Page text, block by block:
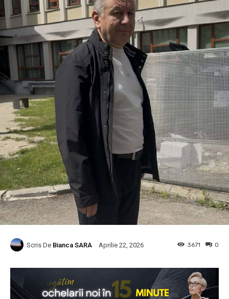
Scris De Bianca SARA Aprilie 22, 2026 0
3671